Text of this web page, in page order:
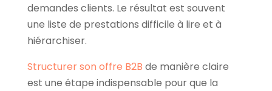
demandes clients. Le résultat est souvent
une liste de prestations difficile à lire et à
hiérarchiser.
Structurer son offre B2B de manière claire
est une étape indispensable pour que la